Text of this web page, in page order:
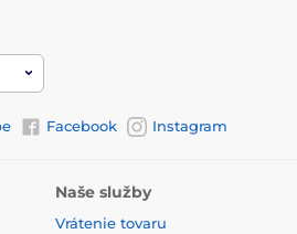
Facebook Instagram
Naše služby
Vrátenie tovaru